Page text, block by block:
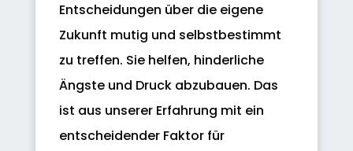
Entscheidungen über die eigene
Zukunft mutig und selbstbestimmt
zu treffen. Sie helfen, hinderliche
Ängste und Druck abzubauen. Das
ist aus unserer Erfahrung mit ein
entscheidender Faktor für